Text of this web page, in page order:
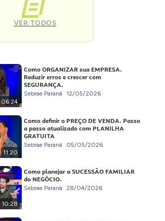
VER TODOS
06:24
Como ORGANIZAR sua EMPRESA.
Reduzir erros e crescer com
SEGURANÇA.
Sebrae Paraná 12/05/2026
11:20
Como definir o PREÇO DE VENDA. Passo
a passo atualizado com PLANILHA
GRATUITA
Sebrae Paraná 05/05/2026
10:28
Como planejar a SUCESSÃO FAMILIAR
do NEGÓCIO.
Sebrae Paraná 28/04/2026